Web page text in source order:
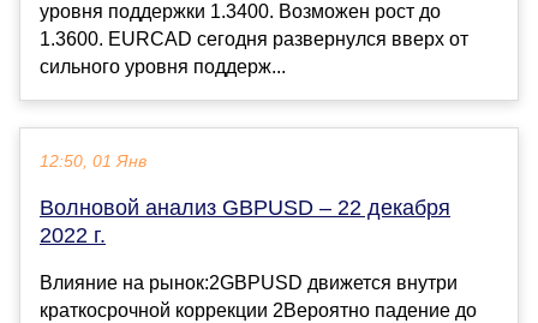
уровня поддержки 1.3400. Возможен рост до
1.3600. EURCAD сегодня развернулся вверх от
сильного уровня поддерж...
12:50, 01 Янв
Волновой анализ GBPUSD – 22 декабря
2022 г.
Влияние на рынок:2GBPUSD движется внутри
краткосрочной коррекции 2Вероятно падение до